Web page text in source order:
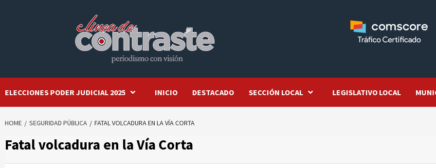
ELECCIONES PODER JUDICIAL 2025 INICIO DESTACADO SECCIÓN LOCAL LEGISLATIVO LOCAL
HOME SEGURIDAD PÚBLICA FATAL VOLCADURA EN LA VÍA CORTA
Fatal volcadura en la Vía Corta